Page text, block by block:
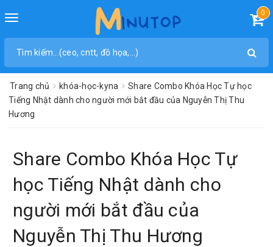
Toggle
0
Trang chủ khóa-học-kyna
Share Combo Khóa Học Tự học
Tiếng Nhật dành cho người mới bắt đầu của Nguyễn Thị Thu
Hương
Share Combo Khóa Học Tự
học Tiếng Nhật dành cho
người mới bắt đầu của
Nguyễn Thị Thu Hương